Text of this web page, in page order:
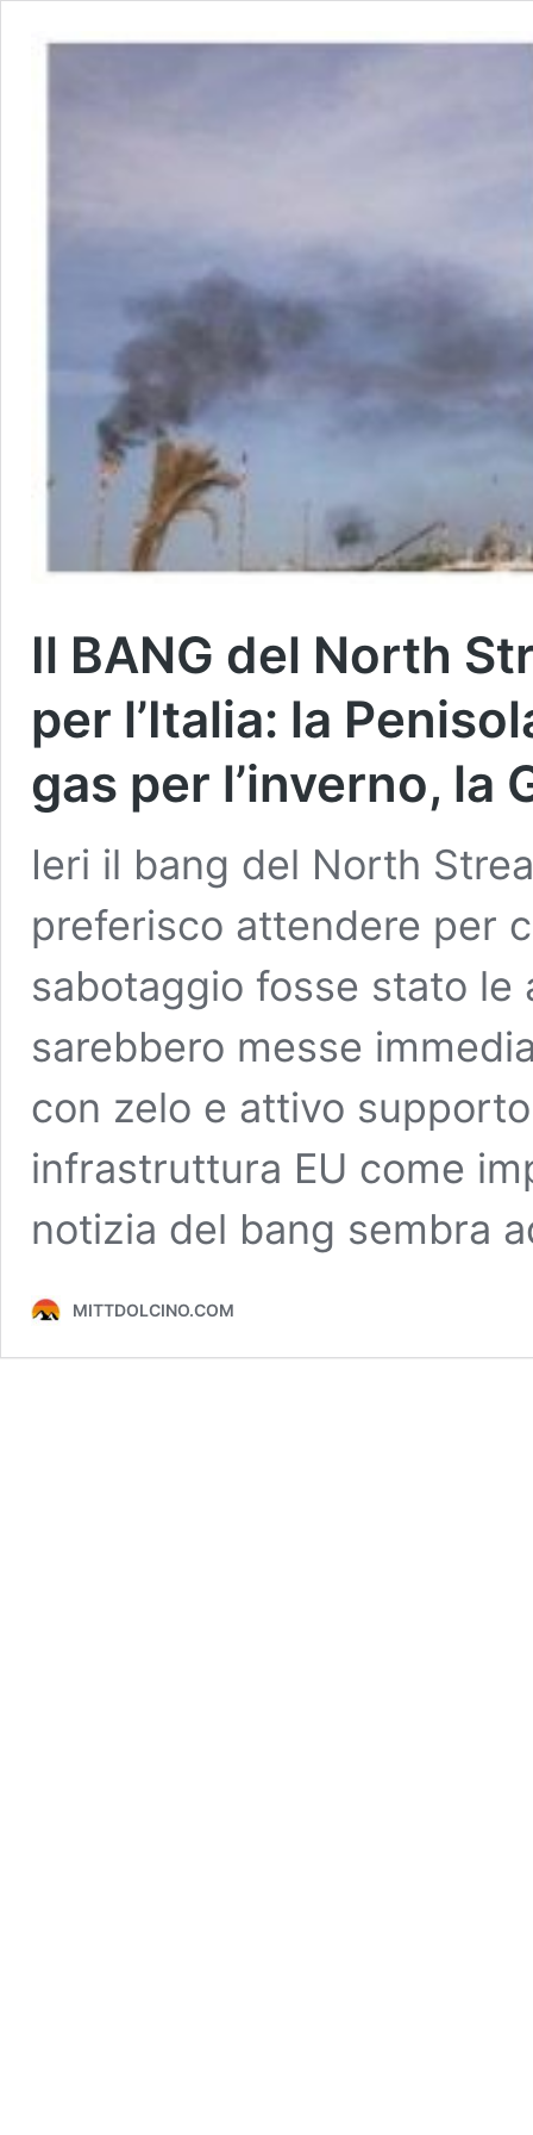
Il BANG del North
per l’Italia: la
gas per l’inverno, la
Ieri il bang del North
preferisco attendere per
sabotaggio fosse stato le
sarebbero messe
con zelo e attivo
infrastruttura EU come
notizia del bang sembra
MITTDOLCINO.COM